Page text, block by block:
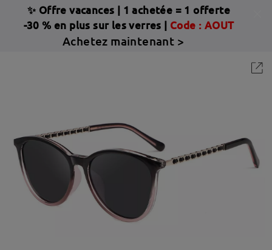
✨ Offre vacances | 1 achetée = 1 offerte
-30 % en plus sur les verres | Code : AOUT
Achetez maintenant >